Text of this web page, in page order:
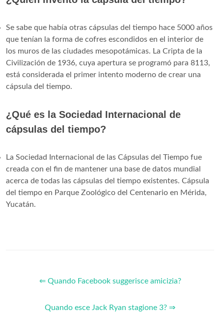
Se sabe que había otras cápsulas del tiempo hace 5000 años
que tenían la forma de cofres escondidos en el interior de
los muros de las ciudades mesopotámicas. La Cripta de la
Civilización de 1936, cuya apertura se programó para 8113,
está considerada el primer intento moderno de crear una
cápsula del tiempo.
¿Qué es la Sociedad Internacional de
cápsulas del tiempo?
La Sociedad Internacional de las Cápsulas del Tiempo fue
creada con el fin de mantener una base de datos mundial
acerca de todas las cápsulas del tiempo existentes. Cápsula
del tiempo en Parque Zoológico del Centenario en Mérida,
Yucatán.
⇐ Quando Facebook suggerisce amicizia?
Quando esce Jack Ryan stagione 3? ⇒